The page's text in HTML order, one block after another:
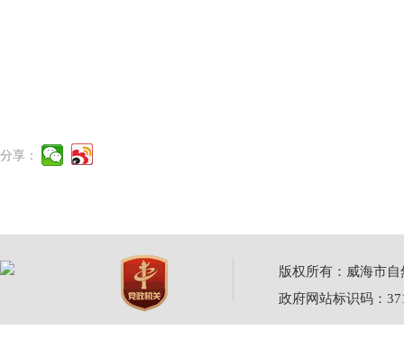
分享：
版权所有：威海市
政府网站标识码：